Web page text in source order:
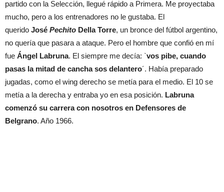
partido con la Selección, llegué rápido a Primera. Me proyectaba
mucho, pero a los entrenadores no le gustaba. El
querido José Pechito Della Torre, un bronce del fútbol argentino,
no quería que pasara a ataque. Pero el hombre que confió en mí
fue Ángel Labruna. El siempre me decía: `vos pibe, cuando
pasas la mitad de cancha sos delantero´. Había preparado
jugadas, como el wing derecho se metía para el medio. El 10 se
metía a la derecha y entraba yo en esa posición. Labruna
comenzó su carrera con nosotros en Defensores de
Belgrano. Año 1966.